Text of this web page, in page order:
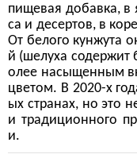
пищевая добавка, в
са и десертов, в
От белого кунжута
й (шелуха содержит
олее насыщенным
цветом. В 2020-х
ых странах, но это
и традиционного
и.